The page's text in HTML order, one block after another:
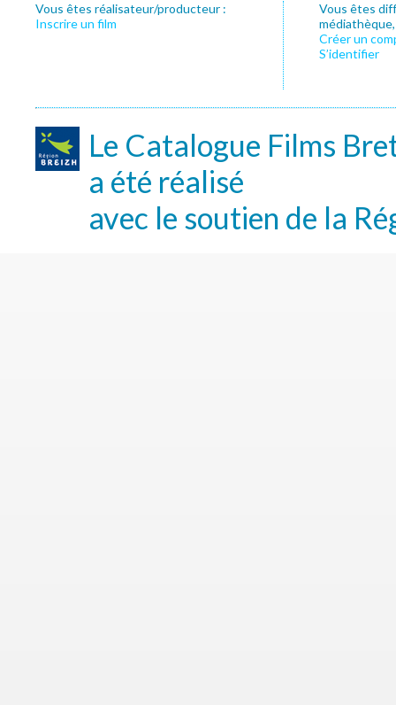
Vous êtes réalisateur/producteur :
Inscrire un film
Vous êtes
Créer un
S’identifier
Le Catalogue Films
a été réalisé
avec le soutien de la